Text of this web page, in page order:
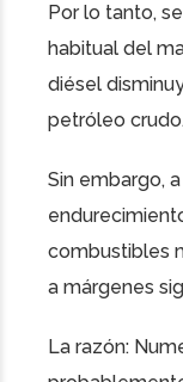
Por lo tanto,
habitual del
diésel
petróleo
Sin embargo,
combustibles
a márgenes
La razón: